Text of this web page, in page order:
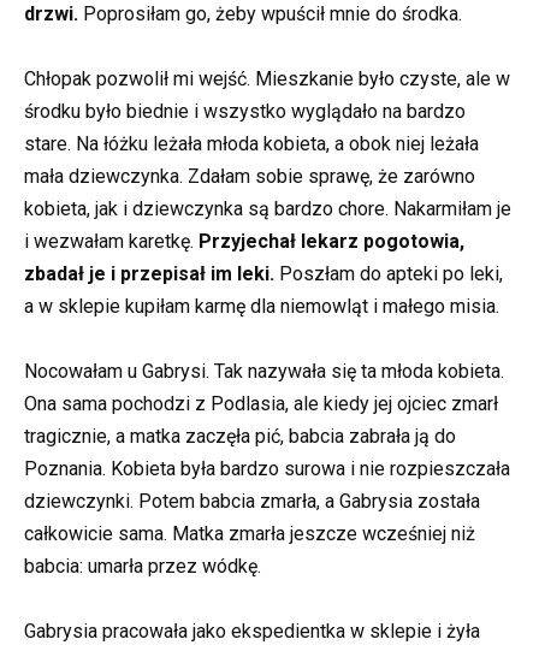
drzwi. Poprosiłam go, żeby wpuścił mnie do środka.
Chłopak pozwolił mi wejść. Mieszkanie było czyste, ale w
środku było biednie i wszystko wyglądało na bardzo
stare. Na łóżku leżała młoda kobieta, a obok niej leżała
mała dziewczynka. Zdałam sobie sprawę, że zarówno
kobieta, jak i dziewczynka są bardzo chore. Nakarmiłam je
i wezwałam karetkę. Przyjechał lekarz pogotowia,
zbadał je i przepisał im leki. Poszłam do apteki po leki,
a w sklepie kupiłam karmę dla niemowląt i małego misia.
Nocowałam u Gabrysi. Tak nazywała się ta młoda kobieta.
Ona sama pochodzi z Podlasia, ale kiedy jej ojciec zmarł
tragicznie, a matka zaczęła pić, babcia zabrała ją do
Poznania. Kobieta była bardzo surowa i nie rozpieszczała
dziewczynki. Potem babcia zmarła, a Gabrysia została
całkowicie sama. Matka zmarła jeszcze wcześniej niż
babcia: umarła przez wódkę.
Gabrysia pracowała jako ekspedientka w sklepie i żyła